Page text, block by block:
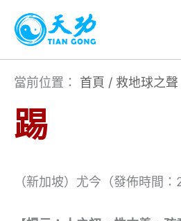
主
當前位置： 首頁 / 救地球之聲
踢
（新加坡）尤今（發佈時間：